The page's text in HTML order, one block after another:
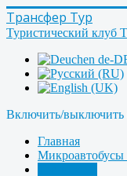
Трансфер Тур
Туристический клуб
Включить/
Главная
Микроавтобусы